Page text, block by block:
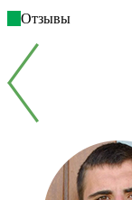
Отзывы